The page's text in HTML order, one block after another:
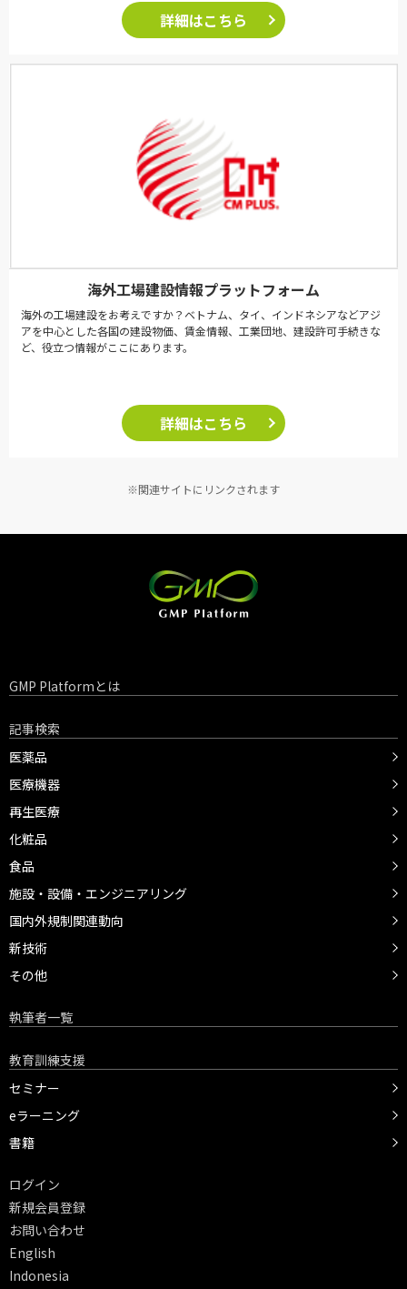
詳細はこちら
海外工場建設情報プラットフォーム
海外の工場建設をお考えですか？ベトナム、タイ、インドネシアなどアジ
アを中心とした各国の建設物価、賃金情報、工業団地、建設許可手続きな
ど、役立つ情報がここにあります。
詳細はこちら
※関連サイトにリンクされます
GMP Platformとは
記事検索
医薬品
医療機器
再生医療
化粧品
食品
施設・設備・エンジニアリング
国内外規制関連動向
新技術
その他
執筆者一覧
教育訓練支援
セミナー
eラーニング
書籍
ログイン
新規会員登録
お問い合わせ
English
Indonesia